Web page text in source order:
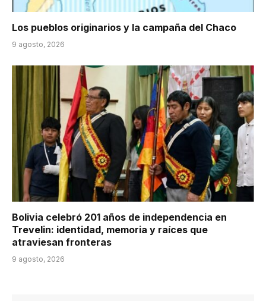
Los pueblos originarios y la campaña del Chaco
9 agosto, 2026
Bolivia celebró 201 años de independencia en
Trevelin: identidad, memoria y raíces que
atraviesan fronteras
9 agosto, 2026